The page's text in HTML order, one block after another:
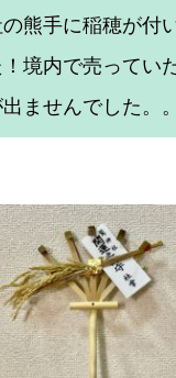
熊手に稲穂が付
！境内で売ってい
出ませんでした。